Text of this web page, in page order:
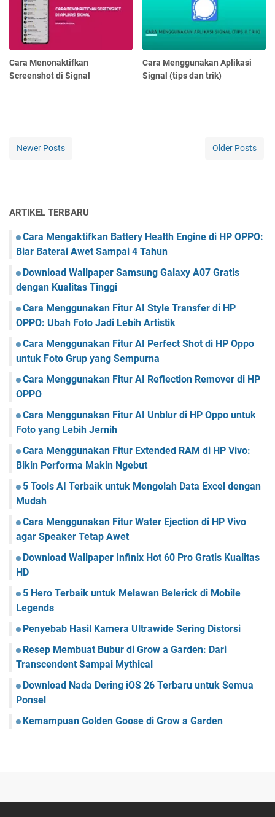
Cara Menonaktifkan
Screenshot di Signal
Cara Menggunakan Aplikasi
Signal (tips dan trik)
Newer Posts Older Posts
ARTIKEL TERBARU
Cara Mengaktifkan Battery Health Engine di HP OPPO:
Biar Baterai Awet Sampai 4 Tahun
Download Wallpaper Samsung Galaxy A07 Gratis
dengan Kualitas Tinggi
Cara Menggunakan Fitur AI Style Transfer di HP
OPPO: Ubah Foto Jadi Lebih Artistik
Cara Menggunakan Fitur AI Perfect Shot di HP Oppo
untuk Foto Grup yang Sempurna
Cara Menggunakan Fitur AI Reflection Remover di HP
OPPO
Cara Menggunakan Fitur AI Unblur di HP Oppo untuk
Foto yang Lebih Jernih
Cara Menggunakan Fitur Extended RAM di HP Vivo:
Bikin Performa Makin Ngebut
5 Tools AI Terbaik untuk Mengolah Data Excel dengan
Mudah
Cara Menggunakan Fitur Water Ejection di HP Vivo
agar Speaker Tetap Awet
Download Wallpaper Infinix Hot 60 Pro Gratis Kualitas
HD
5 Hero Terbaik untuk Melawan Belerick di Mobile
Legends
Penyebab Hasil Kamera Ultrawide Sering Distorsi
Resep Membuat Bubur di Grow a Garden: Dari
Transcendent Sampai Mythical
Download Nada Dering iOS 26 Terbaru untuk Semua
Ponsel
Kemampuan Golden Goose di Grow a Garden